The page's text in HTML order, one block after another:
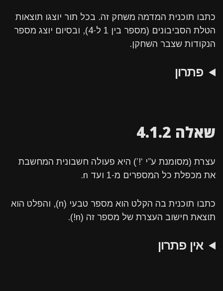
כתבו תוכנית המדמה משחק זה. בכל תור יוצגו תוצאות
הטלת הסביבונים (מספר בין 1 ל-4), ובסיום יוצג מספר
הנקודות שצבר השחקן.
פתרון
שאלה 4.1.2
עצרת (מסומנת ע”י ‘!’) היא פעולה חשבונית המחשבת
את מכפלת כל המספרים מ-1 ועד n.
כתבו תוכנית בה הקלט הוא מספר טבעי (n), והפלט הוא
תוצאת חישוב העצרת של מספר זה (n!).
אין פתרון